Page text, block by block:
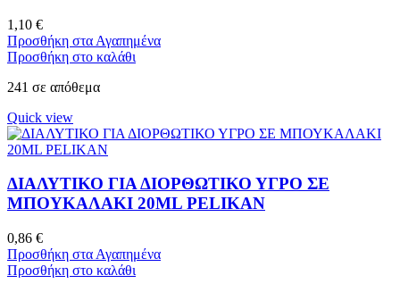
1,10 €
Προσθήκη στα Αγαπημένα
Προσθήκη στο καλάθι
241 σε απόθεμα
Quick view
ΔΙΑΛΥΤΙΚΟ ΓΙΑ ΔΙΟΡΘΩΤΙΚΟ ΥΓΡΟ ΣΕ
ΜΠΟΥΚΑΛΑΚΙ 20ML PELIKAN
0,86 €
Προσθήκη στα Αγαπημένα
Προσθήκη στο καλάθι